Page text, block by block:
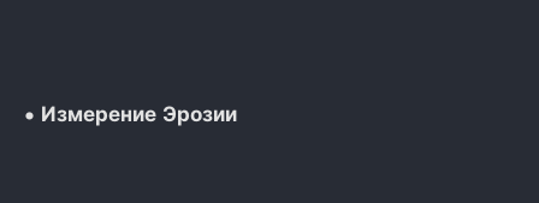
• Измерение Эрозии